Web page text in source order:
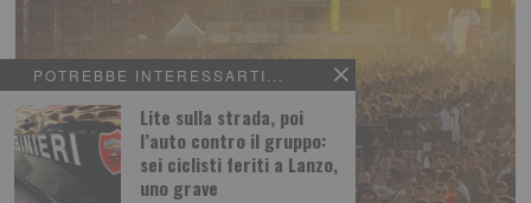
POTREBBE INTERESSARTI...
Lite sulla strada, poi
l’auto contro il gruppo:
sei ciclisti feriti a Lanzo,
uno grave